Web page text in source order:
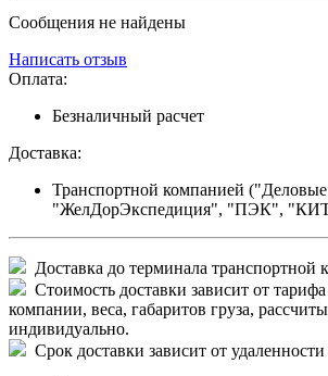
Сообщения не найдены
Написать отзыв
Оплата:
Безналичный расчет
Доставка:
Транспортной компанией
"ЖелДорЭкспедиция", "ПЭК",
Доставка до терминала транспортной
Стоимость доставки зависит от
компании, веса, габаритов груза,
индивидуально.
Срок доставки зависит от